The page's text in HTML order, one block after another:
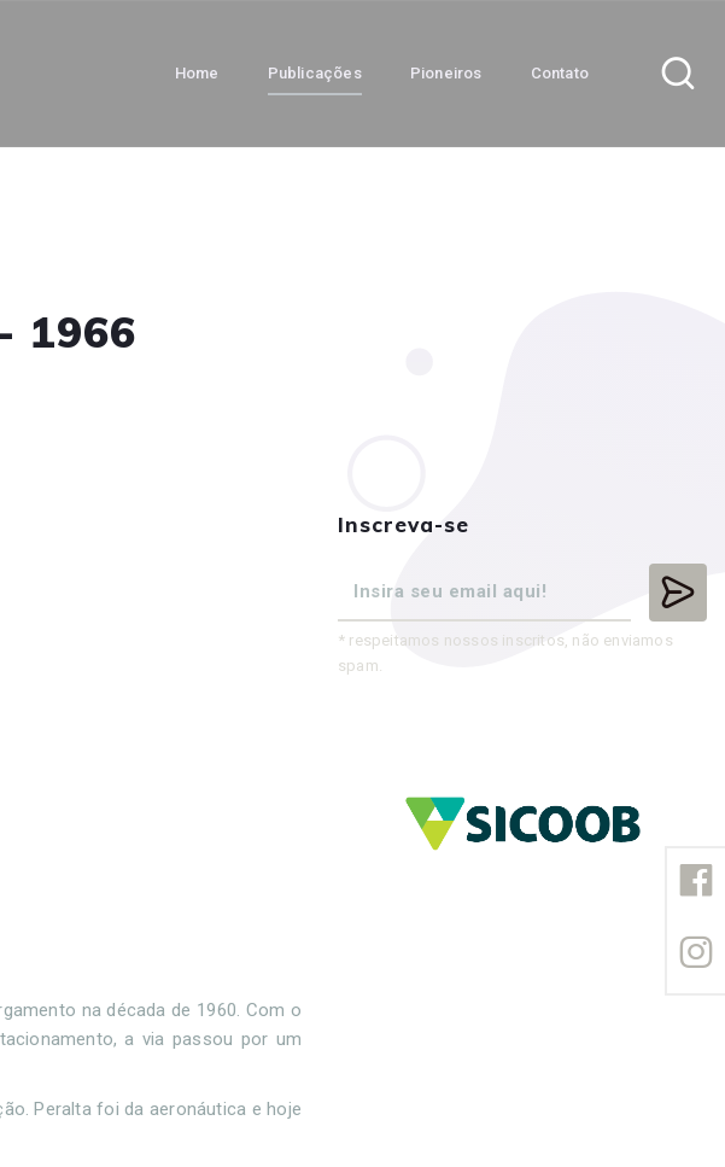
Home Publicações Pioneiros Contato
1966
na década de 1960. Com o
a via passou por um
Peralta foi da aeronáutica e hoje
Inscreva-se
* respeitamos nossos inscritos, não enviamos
spam.